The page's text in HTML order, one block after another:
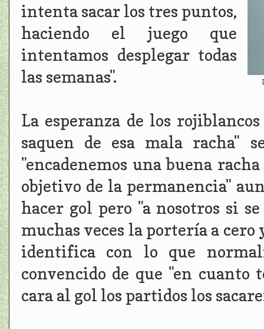
intenta sacar los tres puntos,
haciendo el juego que
intentamos desplegar todas
las semanas".
La esperanza de los
saquen de esa mala racha"
"encadenemos una buena
objetivo de la permanencia"
hacer gol pero "a nosotros si
muchas veces la portería a cero
identifica con lo que
convencido de que "en cuanto
cara al gol los partidos los